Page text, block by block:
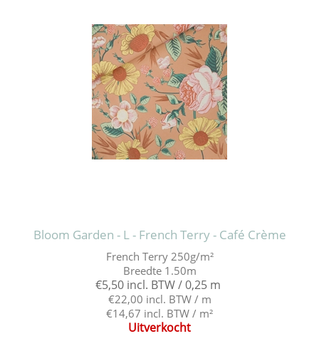
Bloom Garden - L - French Terry - Café Crème
French Terry 250g/m²
Breedte 1.50m
€5,50 incl. BTW / 0,25 m
€22,00 incl. BTW / m
€14,67 incl. BTW / m²
Uitverkocht